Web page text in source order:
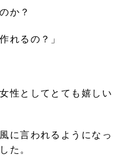
か？
れるの？」
性としてとても嬉しい
に言われるようになっ
た。